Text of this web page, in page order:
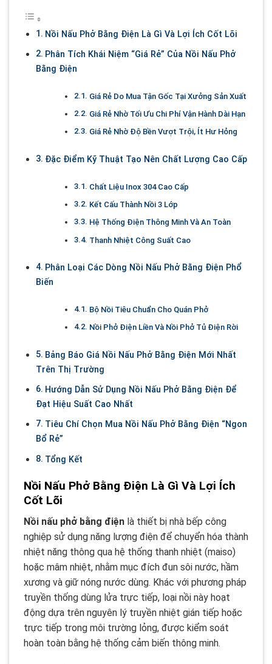
Nồi Nấu Phở Bằng Điện Là Gì Và Lợi Ích Cốt Lõi
Phân Tích Khái Niệm “Giá Rẻ” Của Nồi Nấu Phở
Bằng Điện
Giá Rẻ Do Mua Tận Gốc Tại Xưởng Sản Xuất
Giá Rẻ Nhờ Tối Ưu Chi Phí Vận Hành Dài Hạn
Giá Rẻ Nhờ Độ Bền Vượt Trội, Ít Hư Hỏng
Đặc Điểm Kỹ Thuật Tạo Nên Chất Lượng Cao Cấp
Chất Liệu Inox 304 Cao Cấp
Kết Cấu Thành Nồi 3 Lớp
Hệ Thống Điện Thông Minh Và An Toàn
Thanh Nhiệt Công Suất Cao
Phân Loại Các Dòng Nồi Nấu Phở Bằng Điện Phổ
Biến
Bộ Nồi Tiêu Chuẩn Cho Quán Phở
Nồi Phở Điện Liền Và Nồi Phở Tủ Điện Rời
Bảng Báo Giá Nồi Nấu Phở Bằng Điện Mới Nhất
Trên Thị Trường
Hướng Dẫn Sử Dụng Nồi Nấu Phở Bằng Điện Để
Đạt Hiệu Suất Cao Nhất
Tiêu Chí Chọn Mua Nồi Nấu Phở Bằng Điện “Ngon
Bổ Rẻ”
Tổng Kết
Nồi Nấu Phở Bằng Điện Là Gì Và Lợi Ích
Cốt Lõi
Nồi nấu phở bằng điện là thiết bị nhà bếp công
nghiệp sử dụng năng lượng điện để chuyển hóa thành
nhiệt năng thông qua hệ thống thanh nhiệt (maiso)
hoặc mâm nhiệt, nhằm mục đích đun sôi nước, hầm
xương và giữ nóng nước dùng. Khác với phương pháp
truyền thống dùng lửa trực tiếp, loại nồi này hoạt
động dựa trên nguyên lý truyền nhiệt gián tiếp hoặc
trực tiếp trong môi trường lỏng, được kiểm soát
hoàn toàn bằng hệ thống cảm biến thông minh.